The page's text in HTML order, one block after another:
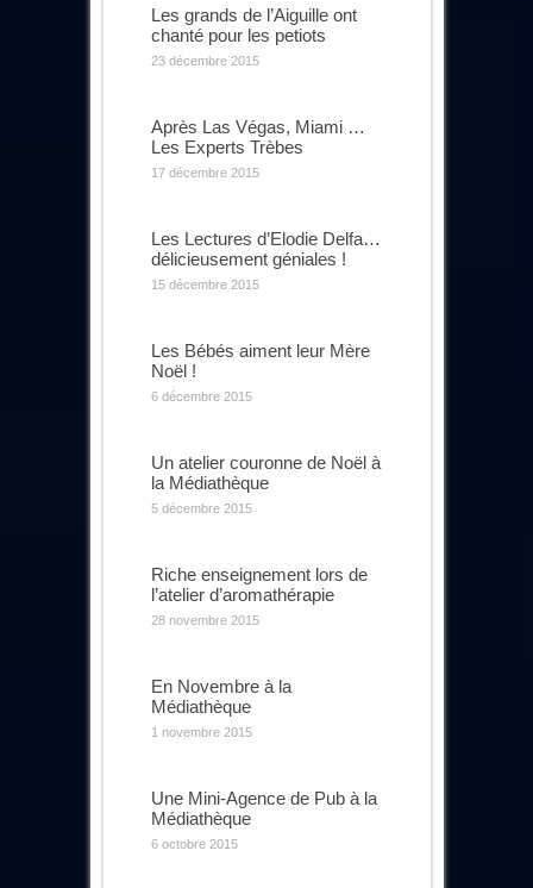
Les grands de l’Aiguille ont
chanté pour les petiots
23 décembre 2015
Après Las Végas, Miami …
Les Experts Trèbes
17 décembre 2015
Les Lectures d’Elodie Delfa…
délicieusement géniales !
15 décembre 2015
Les Bébés aiment leur Mère
Noël !
6 décembre 2015
Un atelier couronne de Noël à
la Médiathèque
5 décembre 2015
Riche enseignement lors de
l’atelier d’aromathérapie
28 novembre 2015
En Novembre à la
Médiathèque
1 novembre 2015
Une Mini-Agence de Pub à la
Médiathèque
6 octobre 2015